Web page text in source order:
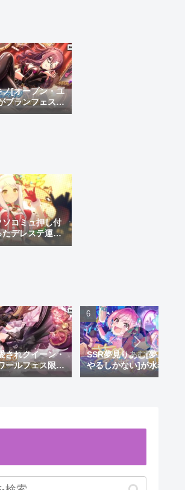
ノ[オープン・ユ
ブランフェス限
装！サイバー
コミュ押し付
デレステ運営
されクイーン・
ールフェス限で
になかった黒
SSR夢見りあむ[夢見りあ
やるしかない]が水着限定
加！クズのくせにいい水